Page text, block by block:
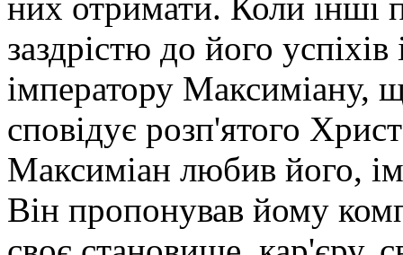
заздрістю до його
імператору Максиміану,
сповідує розп'ятого
Максиміан любив його,
Він пропонував йому